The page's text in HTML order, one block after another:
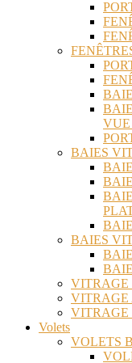
VUE
BAIES
BAIES
VITRAGE
VITRAGE
VITRAGE
Volets
VOLETS